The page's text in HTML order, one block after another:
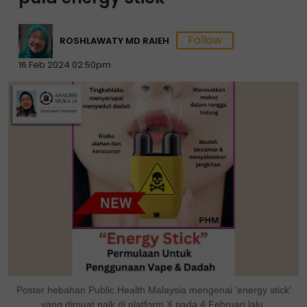
ROSHLAWATY MD RAIEH
16 Feb 2024 02:50pm
Poster hebahan Public Health Malaysia mengenai 'energy stick'
yang dimuat naik di platform X pada 4 Februari lalu.